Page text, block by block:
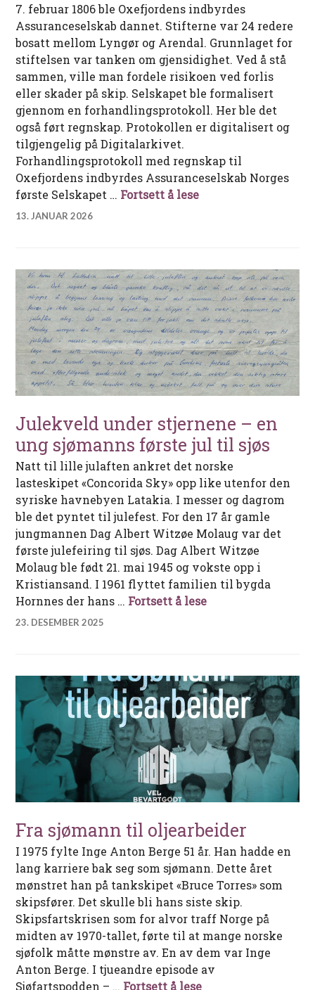
7. februar 1806 ble Oxefjordens indbyrdes
Assuranceselskab dannet. Stifterne var 24 redere
bosatt mellom Lyngør og Arendal. Grunnlaget for
stiftelsen var tanken om gjensidighet. Ved å stå
sammen, ville man fordele risikoen ved forlis
eller skader på skip. Selskapet ble formalisert
gjennom en forhandlingsprotokoll. Her ble det
også ført regnskap. Protokollen er digitalisert og
tilgjengelig på Digitalarkivet.
Forhandlingsprotokoll med regnskap til
Oxefjordens indbyrdes Assuranceselskab Norges
første Selskapet … Fortsett å leseArkivet etter
13. JANUAR 2026
Julekveld under stjernene – en
ung sjømanns første jul til sjøs
Natt til lille julaften ankret det norske
lasteskipet «Concorida Sky» opp like utenfor den
syriske havnebyen Latakia. I messer og dagrom
ble det pyntet til julefest. For den 17 år gamle
jungmannen Dag Albert Witzøe Molaug var det
første julefeiring til sjøs. Dag Albert Witzøe
Molaug ble født 21. mai 1945 og vokste opp i
Kristiansand. I 1961 flyttet familien til bygda
Hornnes der hans … Fortsett å leseJulekveld under
23. DESEMBER 2025
Fra sjømann til oljearbeider
I 1975 fylte Inge Anton Berge 51 år. Han hadde en
lang karriere bak seg som sjømann. Dette året
mønstret han på tankskipet «Bruce Torres» som
skipsfører. Det skulle bli hans siste skip.
Skipsfartskrisen som for alvor traff Norge på
midten av 1970-tallet, førte til at mange norske
sjøfolk måtte mønstre av. En av dem var Inge
Anton Berge. I tjueandre episode av
Sjøfartspodden – … Fortsett å leseFra sjømann til